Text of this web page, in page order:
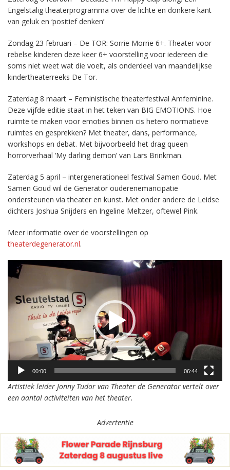
Engelstalig theaterprogramma over de lichte en donkere kant
van geluk en ‘positief denken’
Zondag 23 februari – De TOR: Sorrie Morrie 6+. Theater voor
rebelse kinderen deze keer 6+ voorstelling voor iedereen die
soms niet weet wat die voelt, als onderdeel van maandelijkse
kindertheaterreeks De Tor.
Zaterdag 8 maart – Feministische theaterfestival Amfeminine.
Deze vijfde editie staat in het teken van BIG EMOTIONS. Hoe
ruimte te maken voor emoties binnen cis hetero normatieve
ruimtes en gesprekken? Met theater, dans, performance,
workshops en debat. Met bijvoorbeeld het drag queen
horrorverhaal ‘My darling demon’ van Lars Brinkman.
Zaterdag 5 april – intergenerationeel festival Samen Goud. Met
Samen Goud wil de Generator ouderenemancipatie
ondersteunen via theater en kunst. Met onder andere de Leidse
dichters Joshua Snijders en Ingeline Meltzer, oftewel Pink.
Meer informatie over de voorstellingen op
theaterdegenerator.nl.
Videospeler
00:00 06:44
Artistiek leider Jonny Tudor van Theater de Generator vertelt over
een aantal activiteiten van het theater.
Advertentie